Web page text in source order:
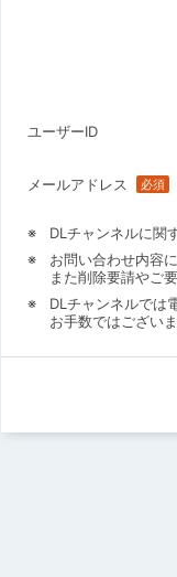
ユーザーID
メールアドレス
DLチャンネルに関
お問い合わせ内容
また削除要請やご
DLチャンネルでは
お手数ではござい